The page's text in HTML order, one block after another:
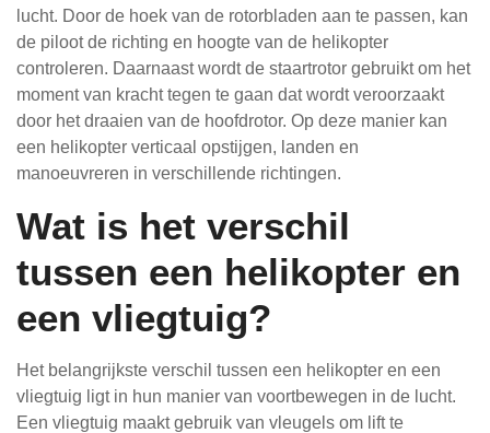
lucht. Door de hoek van de rotorbladen aan te passen, kan
de piloot de richting en hoogte van de helikopter
controleren. Daarnaast wordt de staartrotor gebruikt om het
moment van kracht tegen te gaan dat wordt veroorzaakt
door het draaien van de hoofdrotor. Op deze manier kan
een helikopter verticaal opstijgen, landen en
manoeuvreren in verschillende richtingen.
Wat is het verschil
tussen een helikopter en
een vliegtuig?
Het belangrijkste verschil tussen een helikopter en een
vliegtuig ligt in hun manier van voortbewegen in de lucht.
Een vliegtuig maakt gebruik van vleugels om lift te